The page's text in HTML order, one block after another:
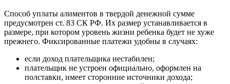
Способ уплаты алиментов в твердой денежной сумме
предусмотрен ст. 83 СК РФ. Их размер устанавливается в
размере, при котором уровень жизни ребенка будет не хуже
прежнего. Фиксированные платежи удобны в случаях:
если доход плательщика нестабилен;
плательщик не устроен официально, оформлен на
полставки, имеет сторонние источники дохода;